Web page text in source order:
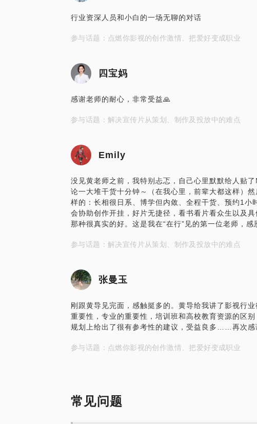
行业资深人员和小白的一场无聊的对话
参与话题：点燃你影视的创作激情、把爱好变成职业
四宝妈
感谢老师的耐心，非常受益🙏
参与话题：解决宣传片从策划、制作及投放中的难点
Emily
没见黄老师之前，我特别忐忑，自己心里默默给人贴
论一大堆干货十分钟～（在我心里，前辈大都这样）
样的：长相很日系、博学但内敛、全程干货、预约1小
会协助创作开挂，好片无捷径，看书看片看众生以及
那种很真实的好。这是我在“在行”见的第一位老师，感
参与话题：解决宣传片从策划、制作及投放中的难点
张曼玉
刚跟黄导见完面，感触挺多的。黄导给我讲了影视行
重要性，专业的重要性，培训班和高校教育资源的区
规划上给出了很有参考性的建议，受益良多……再次感
参与话题：点燃你影视的创作激情、把爱好变成职业
常见问题